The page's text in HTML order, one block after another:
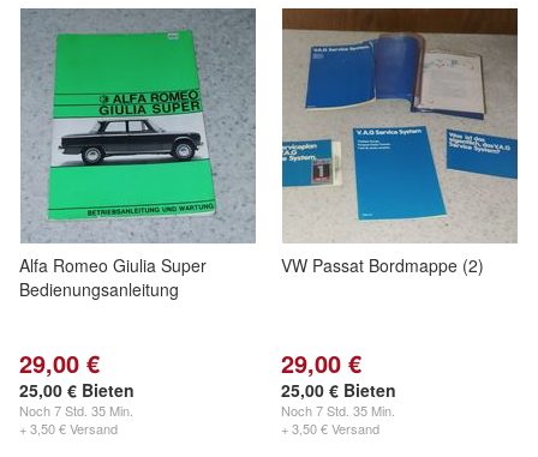
Alfa Romeo Giulia Super
Bedienungsanleitung
29,00 €
25,00 € Bieten
Noch7 Std. 35 Min.
+ 3,50 € Versand
VW Passat Bordmappe (2)
29,00 €
25,00 € Bieten
Noch7 Std. 35 Min.
+ 3,50 € Versand